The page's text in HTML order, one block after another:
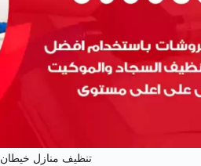
تنظيف منازل خيطان